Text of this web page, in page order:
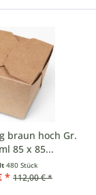
braun hoch Gr.
85 x 85...
480 Stück
* 112,00 € *